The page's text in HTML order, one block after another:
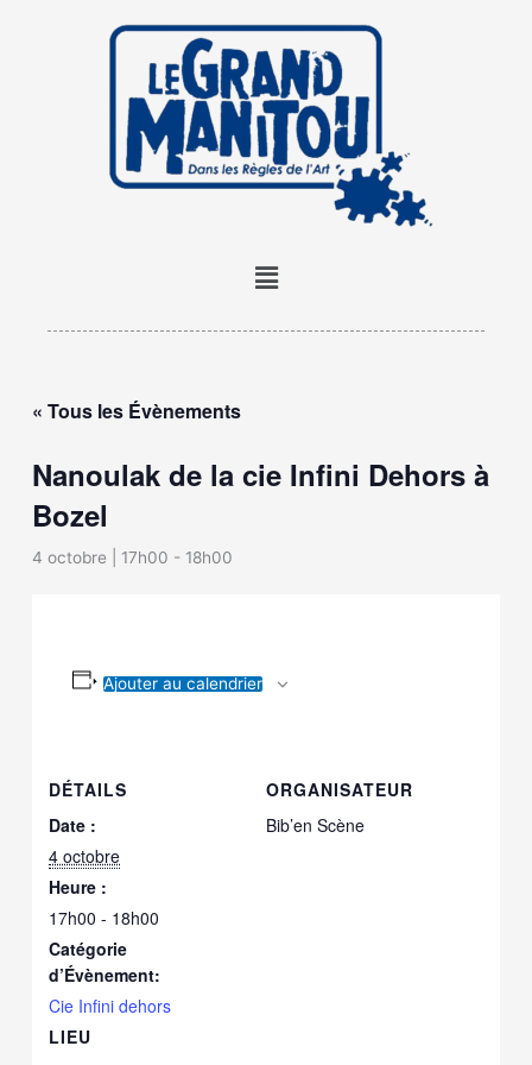
Menu
« Tous les Évènements
Nanoulak de la cie Infini Dehors à
Bozel
4 octobre | 17h00 - 18h00
Ajouter au calendrier
DÉTAILS
Date :
4 octobre
Heure :
17h00 - 18h00
Catégorie
d’Évènement:
Cie Infini dehors
LIEU
ORGANISATEUR
Bib’en Scène